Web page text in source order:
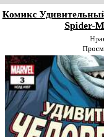
Комикс
Spider-